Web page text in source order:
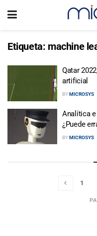
Etiqueta: machine
Qatar
artificial
BYMICROSYS
Analítica
¿Puede
BYMICROSYS
1